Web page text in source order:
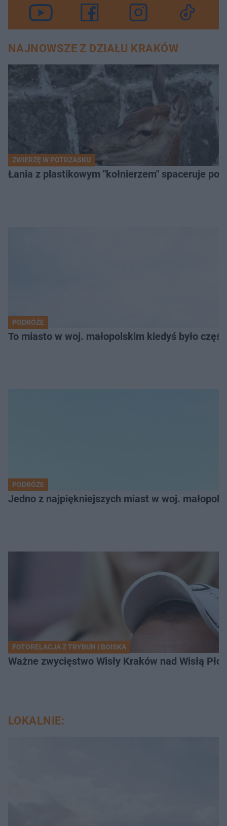
NAJNOWSZE Z DZIAŁU KRAKÓW
ZWIERZĘ W POTRZASKU
Łania z plastikowym "kołnierzem" spaceruje po
PODRÓŻE
To miasto w woj. małopolskim kiedyś było
PODRÓŻE
Jedno z najpiękniejszych miast w woj.
FOTORELACJA Z TRYBUN I BOISKA
Ważne zwycięstwo Wisły Kraków nad Wisłą
LOKALNIE: